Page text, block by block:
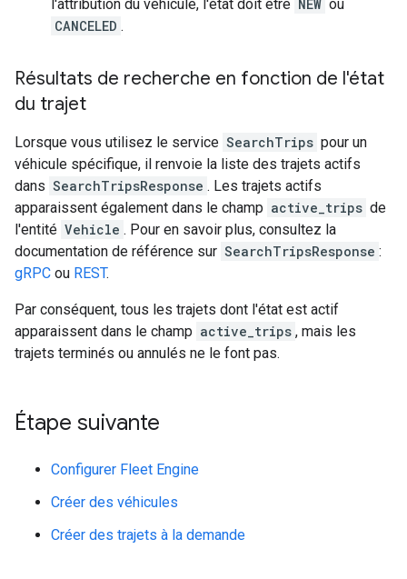
l'attribution du véhicule, l'état doit être NEW ou
CANCELED .
Résultats de recherche en fonction de l'état
du trajet
Lorsque vous utilisez le service SearchTrips pour un
véhicule spécifique, il renvoie la liste des trajets actifs
dans SearchTripsResponse . Les trajets actifs
apparaissent également dans le champ active_trips de
l'entité Vehicle . Pour en savoir plus, consultez la
documentation de référence sur SearchTripsResponse :
gRPC ou REST.
Par conséquent, tous les trajets dont l'état est actif
apparaissent dans le champ active_trips , mais les
trajets terminés ou annulés ne le font pas.
Étape suivante
Configurer Fleet Engine
Créer des véhicules
Créer des trajets à la demande